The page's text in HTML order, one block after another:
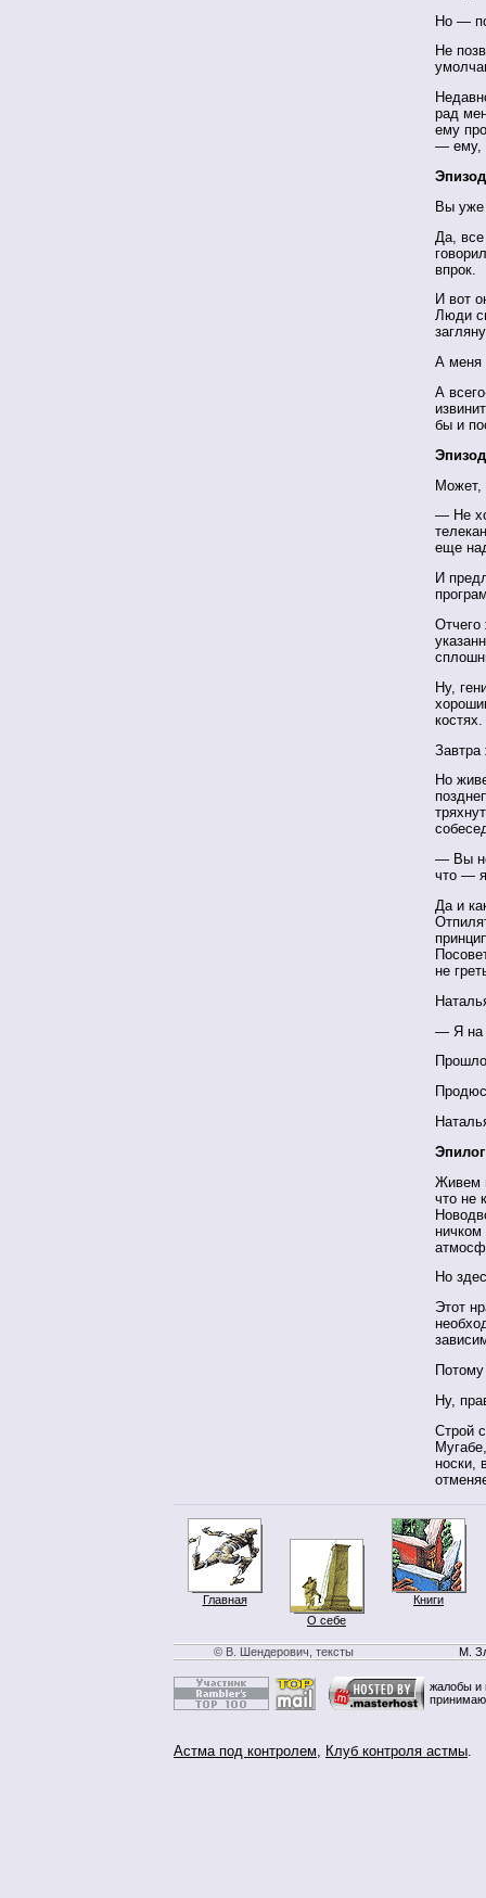
Но —
Не
рад
ему
— ему,
Вы уже
Да,
впрок.
И вот
Люди
А меня
А
бы и
Может,
— Не
еще
И
Ну,
костях.
Завтра
Но
— Вы
что —
Да и
не
— Я на
Эпилог
Живем
что не
Но
Этот
Ну,
Строй
носки,
Главная
О себе
Книги
© В. Шендерович, тексты М.
жалобы и
Астма под контролем, Клуб контроля астмы.